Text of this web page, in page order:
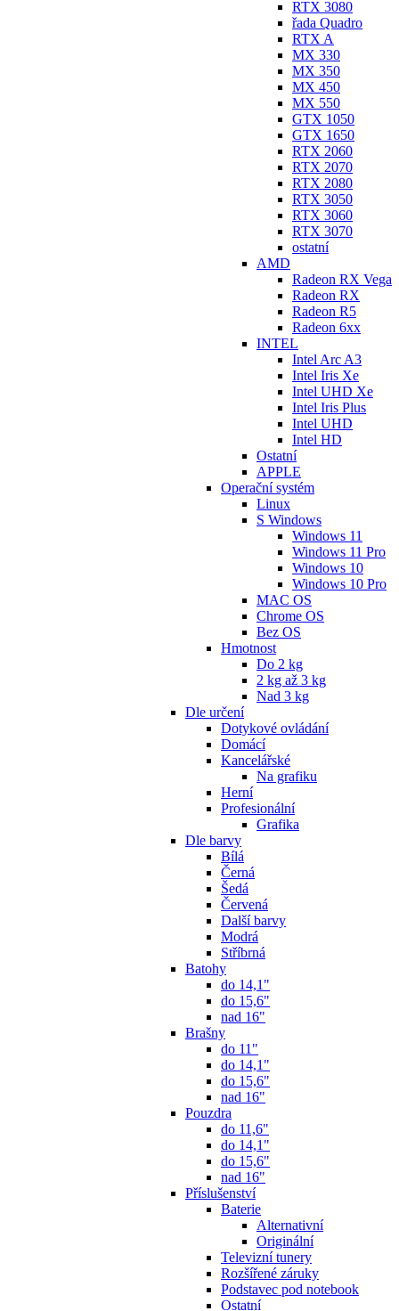
RTX 3080
řada Quadro
RTX A
MX 330
MX 350
MX 450
MX 550
GTX 1050
GTX 1650
RTX 2060
RTX 2070
RTX 2080
RTX 3050
RTX 3060
RTX 3070
ostatní
AMD
Radeon RX Vega
Radeon RX
Radeon R5
Radeon 6xx
INTEL
Intel Arc A3
Intel Iris Xe
Intel UHD Xe
Intel Iris Plus
Intel UHD
Intel HD
Ostatní
APPLE
Operační systém
Linux
S Windows
Windows 11
Windows 11 Pro
Windows 10
Windows 10 Pro
MAC OS
Chrome OS
Bez OS
Hmotnost
Do 2 kg
2 kg až 3 kg
Nad 3 kg
Dle určení
Dotykové ovládání
Domácí
Kancelářské
Na grafiku
Herní
Profesionální
Grafika
Dle barvy
Bílá
Černá
Šedá
Červená
Další barvy
Modrá
Stříbrná
Batohy
do 14,1"
do 15,6"
nad 16"
Brašny
do 11"
do 14,1"
do 15,6"
nad 16"
Pouzdra
do 11,6"
do 14,1"
do 15,6"
nad 16"
Příslušenství
Baterie
Alternativní
Originální
Televizní tunery
Rozšířené záruky
Podstavec pod notebook
Ostatní